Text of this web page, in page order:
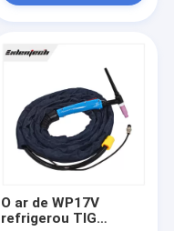
O ar de WP17V
refrigerou TIG